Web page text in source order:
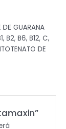
DE GUARANA
B2, B6, B12, C,
DE